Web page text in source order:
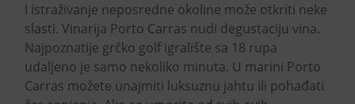
I istraživanje neposredne okoline može otkriti neke
slasti. Vinarija Porto Carras nudi degustaciju vina.
Najpoznatije grčko golf igralište sa 18 rupa
udaljeno je samo nekoliko minuta. U marini Porto
Carras možete unajmiti luksuznu jahtu ili pohađati